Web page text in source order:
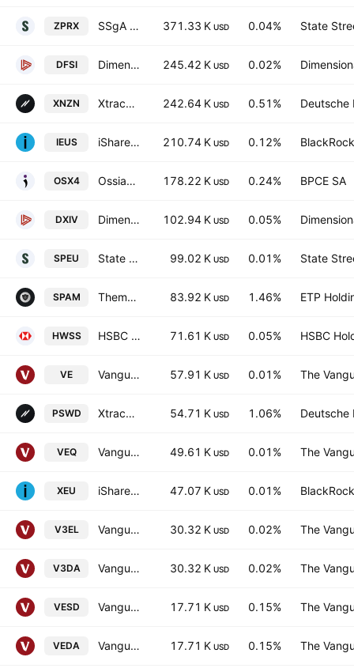
ZPRX SSgA SPDR ETFs Europe II PLC - State Street SPDR MSCI Europe Small Cap Value Weighted UCITS ETF Accum Ptg EUR 371.33 K USD 0.04% State
DFSI Dimensional International Sustainability Core 1 ETF 245.42 K USD 0.02%
XNZN Xtrackers Nordic Net Zero Pathway Paris Aligned UCITS ETF 242.64 K USD 0.51% Deutsche
IEUS iShares MSCI Europe Small-Cap ETF 210.74 K USD 0.12%
OSX4 Ossiam EUROPE ESG MACHINE LEARNING 178.22 K USD 0.24% BPCE SA
DXIV Dimensional International Vector Equity ETF 102.94 K USD 0.05%
SPEU State Street SPDR Portfolio Europe ETF 99.02 K USD 0.01% State
SPAM Themes Cybersecurity ETF 83.92 K USD 1.46% ETP
HWSS HSBC ETFs PLC - HSBC MSCI World Small Cap Screened UCITS ETF Accum USD 71.61 K USD 0.05% HSBC
VE Vanguard FTSE Developed Europe All Cap Index ETF 57.91 K USD 0.01% The
PSWD Xtrackers Cybersecurity Select Equity ETF 54.71 K USD 1.06% Deutsche
VEQ Vanguard FTSE Europe Shares ETF 49.61 K USD 0.01% The
XEU iShares MSCI Europe IMI Index ETF 47.07 K USD 0.01%
V3EL Vanguard ESG Developed Europe All Cap UCITS ETF -EUR 30.32 K USD 0.02% The
V3DA Vanguard ESG Developed Europe All Cap UCITS ETF AccumEUR 30.32 K USD 0.02% The
VESD Vanguard Funds PLC - FTSE Developed Europe Small Cap UCITS ETF EUR 17.71 K USD 0.15% The
VEDA Vanguard Funds PLC - Vanguard FTSE Developed Europe Small Cap UCITS ETF AccumEUR 17.71 K USD 0.15% The